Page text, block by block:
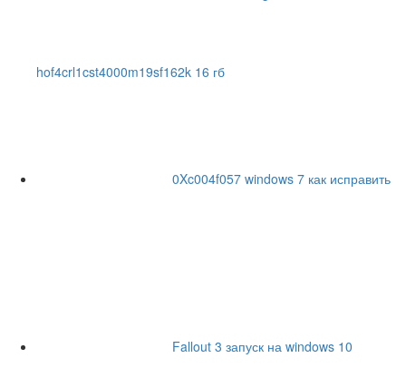
hof4crl1cst4000m19sf162k 16 гб
0Xc004f057 windows 7 как исправить
Fallout 3 запуск на windows 10